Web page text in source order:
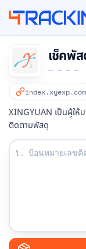
เช็คพั
index.xyexp.com
XINGYUAN เป็นผู้ให้
ติดตามพัสดุ
ป้อนหมายเลขติดต
1.